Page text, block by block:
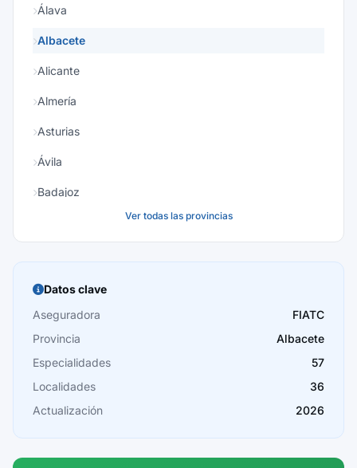
Álava
Albacete
Alicante
Almería
Asturias
Ávila
Badajoz
Burgos
Cáceres
Cádiz
Cantabria
Castellón
Ver todas las provincias
Datos clave
Aseguradora
FIATC
Provincia
Albacete
Especialidades
57
Localidades
36
Actualización
2026